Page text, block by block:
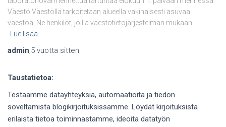
Väestö Väestöllä tarkoitetaan alueella vakinaisesti asuvaa
väestöä. Ne henkilöt, joilla väestötietojärjestelmän mukaan
Lue lisää…
admin,5 vuotta sitten
Taustatietoa:
Testaamme datayhteyksiä, automaatioita ja tiedon
soveltamista blogikirjoituksissamme. Löydät kirjoituksista
erilaista tietoa toiminnastamme, ideoita datatyön